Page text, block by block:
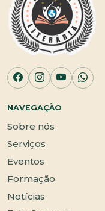
NAVEGAÇÃO
Sobre nós
Serviços
Eventos
Formação
Notícias